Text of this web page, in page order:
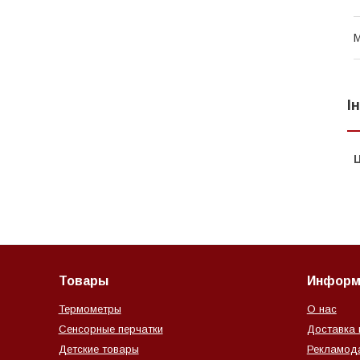
Товары
Термометры
Сенсорные перчатки
Детские товары
О нас
Доставка